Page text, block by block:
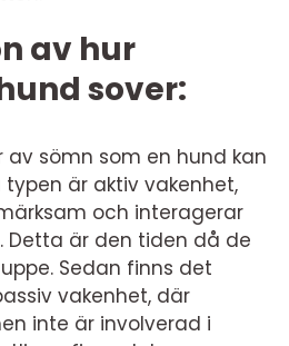
av hur
sover:
av sömn som en hund kan
är aktiv vakenhet,
och interagerar
Detta är den tiden då de
Sedan finns det
vakenhet, där
inte är involverad i